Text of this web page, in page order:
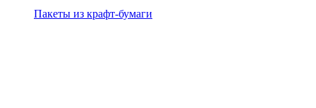
Пакеты из крафт-бумаги